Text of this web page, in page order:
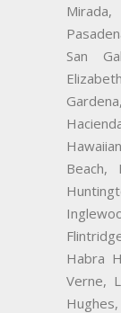
San
Beach,
Habra
Verne,